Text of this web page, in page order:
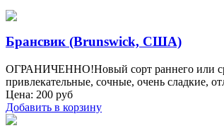
Брансвик (Brunswick, США)
ОГРАНИЧЕННО!Новый сорт раннего или
привлекательные, сочные, очень сладкие,
Цена: 200 руб
Добавить в корзину